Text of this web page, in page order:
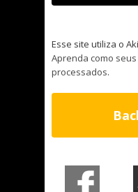
Esse site utiliza o
Aprenda como
processados.